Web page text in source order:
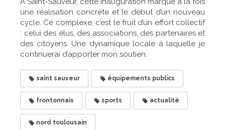
une réalisation concrète et le début d’un nouveau
cycle. Ce complexe, c’est le fruit d’un effort collectif
: celui des élus, des associations, des partenaires et
des citoyens. Une dynamique locale à laquelle je
continuerai d’apporter mon soutien.
saint sauveur équipements publics
frontonnais sports actualité
nord toulousain